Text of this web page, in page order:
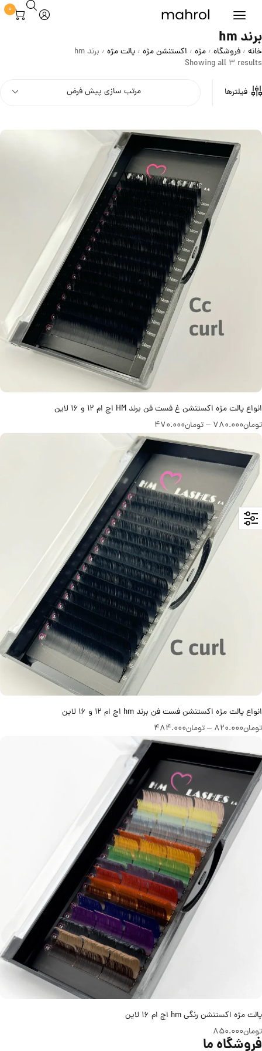
0
برند hm
خانه / فروشگاه / مژه / اکستنشن مژه / پالت مژه / برند hm
Showing all 3 results
فیلترها مرتب سازی پیش فرض
انواع پالت مژه اکستنشن غ فست فن برند HM اچ ام 12 و 16 لاین
تومان780.000
–تومان470.000
انواع پالت مژه اکستنشن فست فن برند hm اچ ام 12 و 16 لاین
تومان820.000
–تومان484.000
پالت مژه اکستنشن رنگی hm اچ ام 16 لاین
تومان850.000
فروشگاه ما